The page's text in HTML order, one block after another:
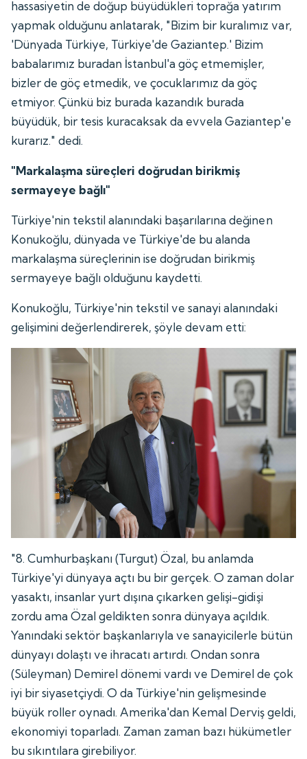
hassasiyetin de doğup büyüdükleri toprağa yatırım
yapmak olduğunu anlatarak, "Bizim bir kuralımız var,
'Dünyada Türkiye, Türkiye'de Gaziantep.' Bizim
babalarımız buradan İstanbul'a göç etmemişler,
bizler de göç etmedik, ve çocuklarımız da göç
etmiyor. Çünkü biz burada kazandık burada
büyüdük, bir tesis kuracaksak da evvela Gaziantep'e
kurarız." dedi.
"Markalaşma süreçleri doğrudan birikmiş
sermayeye bağlı"
Türkiye'nin tekstil alanındaki başarılarına değinen
Konukoğlu, dünyada ve Türkiye'de bu alanda
markalaşma süreçlerinin ise doğrudan birikmiş
sermayeye bağlı olduğunu kaydetti.
Konukoğlu, Türkiye'nin tekstil ve sanayi alanındaki
gelişimini değerlendirerek, şöyle devam etti:
"8. Cumhurbaşkanı (Turgut) Özal, bu anlamda
Türkiye'yi dünyaya açtı bu bir gerçek. O zaman dolar
yasaktı, insanlar yurt dışına çıkarken gelişi-gidişi
zordu ama Özal geldikten sonra dünyaya açıldık.
Yanındaki sektör başkanlarıyla ve sanayicilerle bütün
dünyayı dolaştı ve ihracatı artırdı. Ondan sonra
(Süleyman) Demirel dönemi vardı ve Demirel de çok
iyi bir siyasetçiydi. O da Türkiye'nin gelişmesinde
büyük roller oynadı. Amerika'dan Kemal Derviş geldi,
ekonomiyi toparladı. Zaman zaman bazı hükümetler
bu sıkıntılara girebiliyor.